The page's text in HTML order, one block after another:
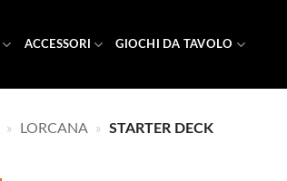
ACCESSORI GIOCHI DA TAVOLO
» LORCANA » STARTER DECK